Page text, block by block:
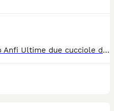
Allevamento Silver Arrow, riconosciuto Anfi Ultime due cucciole disponibili, nate da genitori di alta genealogia, allevati in ambiente familiare e abituati fin da subito al contatto umano. I nostri cuccioli sono abituati anche ai cani, nascono e crescono insieme ai nostri 3 pastori australiani. I piccoli verranno ceduti solo al giusto tempo, non prima dei 90 giorni, completi di: pedigree libretto sanitario vaccinazioni sverminazione contratto di cessione Genitori visibili, testati e selezionati. Cerchiamo famiglie serie e amorevoli. I nostri mici sono parte della famiglia e ci teniamo a restare in contatto con le famiglie e a seguire la crescita dei nostri bimbi.